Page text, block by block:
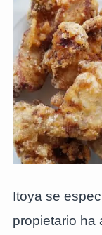
Itoya se
propietario ha